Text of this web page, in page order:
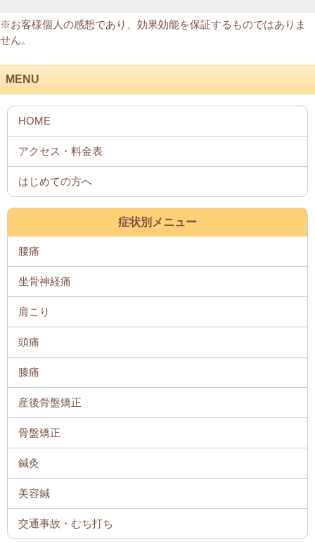
※お客様個人の感想であり、効果効能を保証するものではありま
せん。
MENU
症状別メニュー
腰痛
坐骨神経痛
肩こり
頭痛
膝痛
産後骨盤矯正
骨盤矯正
鍼灸
美容鍼
交通事故・むち打ち